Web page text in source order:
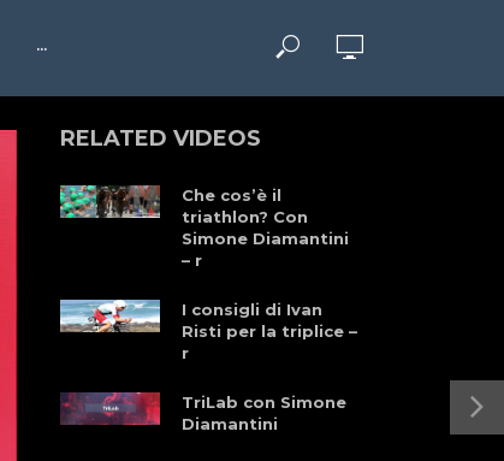
···
RELATED VIDEOS
Che cos’è il
triathlon? Con
Simone Diamantini
– r
I consigli di Ivan
Risti per la triplice –
r
TriLab con Simone
Diamantini